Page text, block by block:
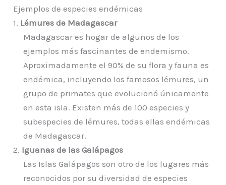
Ejemplos de especies endémicas
1. Lémures de Madagascar
Madagascar es hogar de algunos de los
ejemplos más fascinantes de endemismo.
Aproximadamente el 90% de su flora y fauna es
endémica, incluyendo los famosos lémures, un
grupo de primates que evolucionó únicamente
en esta isla. Existen más de 100 especies y
subespecies de lémures, todas ellas endémicas
de Madagascar.
2. Iguanas de las Galápagos
Las Islas Galápagos son otro de los lugares más
reconocidos por su diversidad de especies